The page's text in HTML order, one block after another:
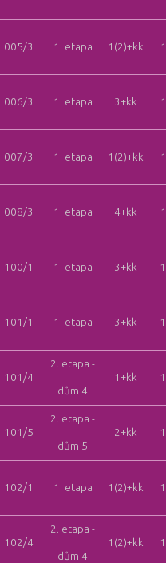
005/3 1. etapa 1(2)+kk
006/3 1. etapa 3+kk
007/3 1. etapa 1(2)+kk
008/3 1. etapa 4+kk
100/1 1. etapa 3+kk
101/1 1. etapa 3+kk
101/4
2. etapa -
dům 4
1+kk
101/5
2. etapa -
dům 5
2+kk
102/1 1. etapa 1(2)+kk
102/4
2. etapa -
dům 4
1(2)+kk